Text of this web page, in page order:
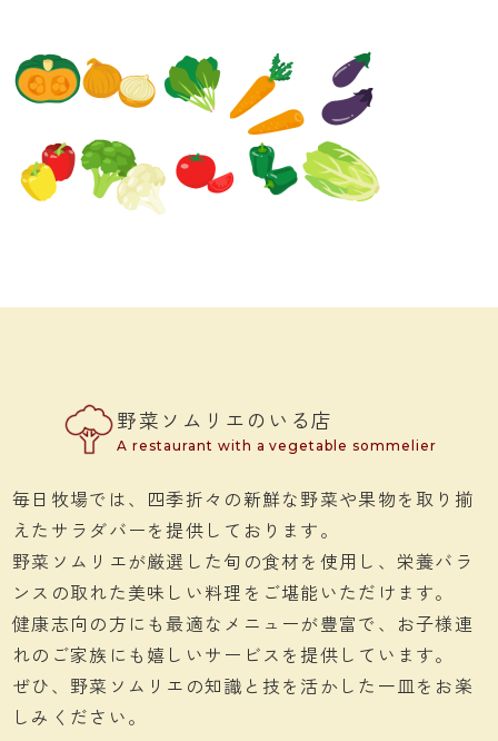
野菜ソムリエのいる店
A restaurant with a vegetable sommelier
毎日牧場では、四季折々の新鮮な野菜や果物を取り揃
えたサラダバーを提供しております。
野菜ソムリエが厳選した旬の食材を使用し、栄養バラ
ンスの取れた美味しい料理をご堪能いただけます。
健康志向の方にも最適なメニューが豊富で、お子様連
れのご家族にも嬉しいサービスを提供しています。
ぜひ、野菜ソムリエの知識と技を活かした一皿をお楽
しみください。